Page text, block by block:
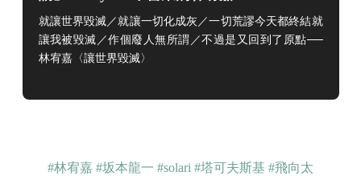
就讓世界毀滅／就讓一切化成灰／一切荒謬今天都終結就
讓我被毀滅／作個廢人無所謂／不過是又回到了原點──
林宥嘉〈讓世界毀滅〉
#林宥嘉 #坂本龍一 #solari #塔可夫斯基 #飛向太